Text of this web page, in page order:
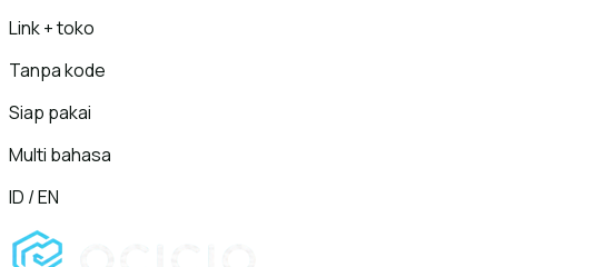
Link + toko
Tanpa kode
Siap pakai
Multi bahasa
ID / EN